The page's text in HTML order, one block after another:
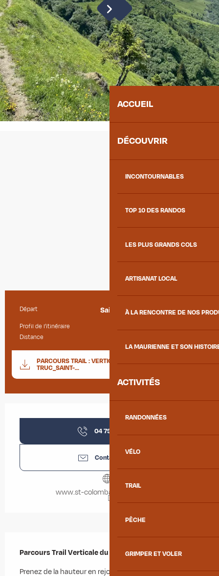
ACCUEIL
DÉCOUVRIR
INCONTOURNABLES
TOP 10 DES RANDOS
LES PLUS GRANDS COLS
ARTISANAT LOCAL
À LA RENCONTRE DE NOS
LA MAURIENNE ET SON
ACTIVITÉS
RANDONNÉES
VÉLO
TRAIL
PÊCHE
GRIMPER ET VOLER
Informations pratiques
Départ Saint-Colomban-des-Villards
Profil de l’itinéraire Aller / Retour
Distance
Documentation
PARCOURS TRAIL : VERTICALE DU GRAND
TRUC_SAINT-...
04 79 56 35
Contactez-nous
www.st-colomban-des-villards.fr
Parcours Trail Verticale du Grand Truc
Prenez de la hauteur en rejoignant le sommet du Grand